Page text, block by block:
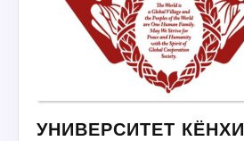
УНИВЕРСИТЕТ КЁНХИ